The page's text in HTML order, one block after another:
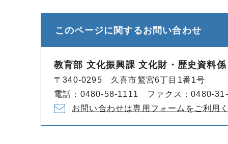
このページに関するお問い合わせ
教育部 文化振興課 文化財・歴史資料係
〒340-0295 久喜市鷲宮6丁目1番1号
電話：0480-58-1111 ファクス：0480-
お問い合わせは専用フォームをご利用く